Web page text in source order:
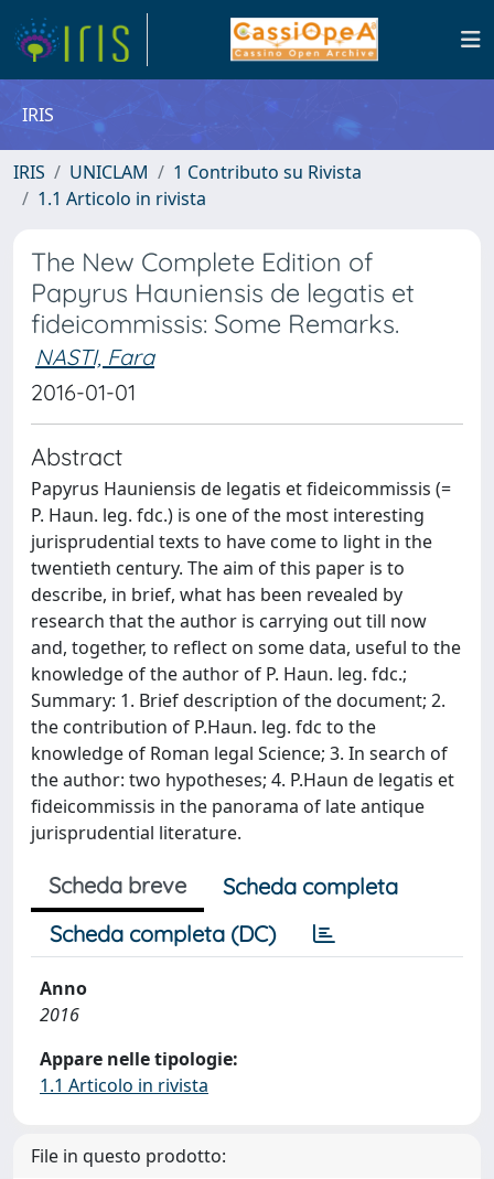
IRIS
IRIS UNICLAM
1 Contributo su Rivista
1.1 Articolo in rivista
The New Complete Edition of
Papyrus Hauniensis de legatis et
fideicommissis: Some Remarks.
NASTI, Fara
2016-01-01
Abstract
Papyrus Hauniensis de legatis et fideicommissis (=
P. Haun. leg. fdc.) is one of the most interesting
jurisprudential texts to have come to light in the
twentieth century. The aim of this paper is to
describe, in brief, what has been revealed by
research that the author is carrying out till now
and, together, to reflect on some data, useful to the
knowledge of the author of P. Haun. leg. fdc.;
Summary: 1. Brief description of the document; 2.
the contribution of P.Haun. leg. fdc to the
knowledge of Roman legal Science; 3. In search of
the author: two hypotheses; 4. P.Haun de legatis et
fideicommissis in the panorama of late antique
jurisprudential literature.
Scheda breve
Scheda completa
Scheda completa (DC)
Anno
2016
Appare nelle tipologie:
1.1 Articolo in rivista
File in questo prodotto: